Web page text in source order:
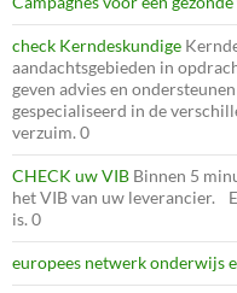
check Kerndeskundige
aandachtsgebieden in
geven advies en
gespecialiseerd in de
verzuim. 0
CHECK uw VIB Binnen 5
het VIB van uw leverancier.
is. 0
europees netwerk onderwijs